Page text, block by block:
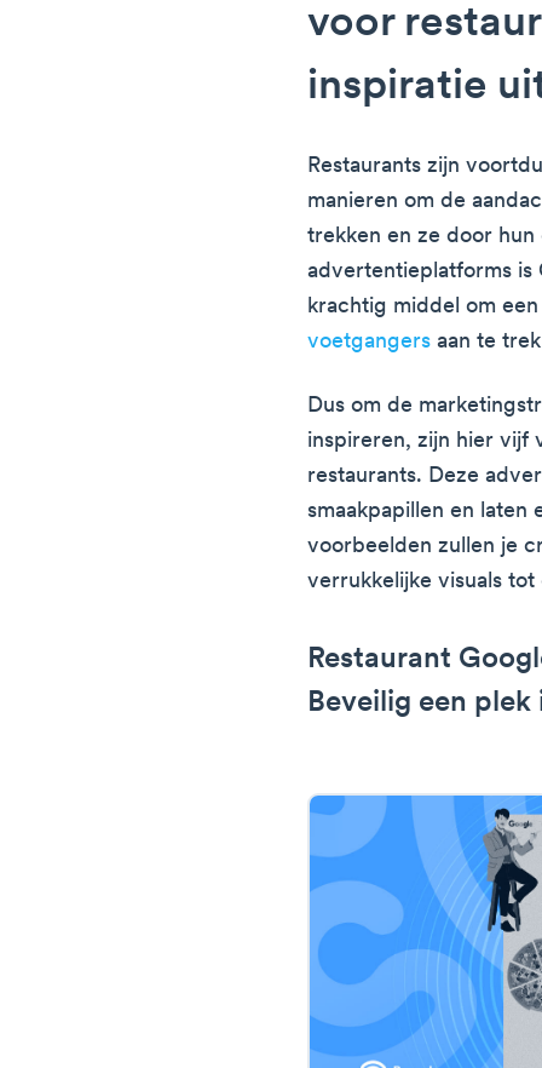
voor
inspiratie
Restaurants zijn
manieren om de
trekken en ze door
advertentieplatforms is
krachtig middel om
voetgangers aan te
Dus om de
inspireren, zijn hier vijf
restaurants. Deze
smaakpapillen en laten
voorbeelden zullen je
verrukkelijke visuals
Restaurant
Beveilig een